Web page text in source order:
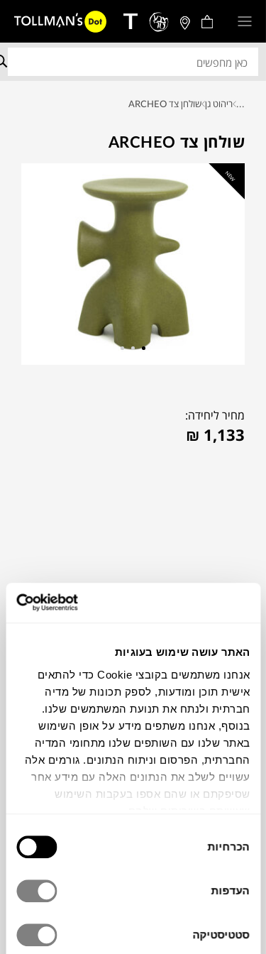
האתר עושה שימוש בעוגיות
אנחנו משתמשים בקובצי Cookie כדי להתאים
אישית תוכן ומודעות, לספק תכונות של מדיה
חברתית ולנתח את תנועת המשתמשים שלנו.
בנוסף, אנחנו משתפים מידע על אופן השימוש
באתר שלנו עם השותפים שלנו מתחומי המדיה
החברתית, הפרסום וניתוח הנתונים. גורמים אלה
עשויים לשלב את הנתונים האלה עם מידע אחר
שסיפקתם או שהם אספו בעקבות השימוש
הסכמה
הכרחיות
העדפות
סטטיסטיקה
... ריהוט גן שולחן צד ARCHEO
שולחן צד ARCHEO
NEW
מחיר ליחידה:
₪ 1,133
תוכלו למצוא אותי ב:
צבעים
עיצובי בעל נוכחות פיסולית, שעוצב על ידי
הנחשב לאחד המעצבים המשפיעים והמוערכים
בעולם העיצוב העכשווי. עבודותיו משלבות בין
יצירתית, צבעונית ושובבה. השולחן מעוצב
כצורה לא סימטרית המדמה אובייקט שנשחק